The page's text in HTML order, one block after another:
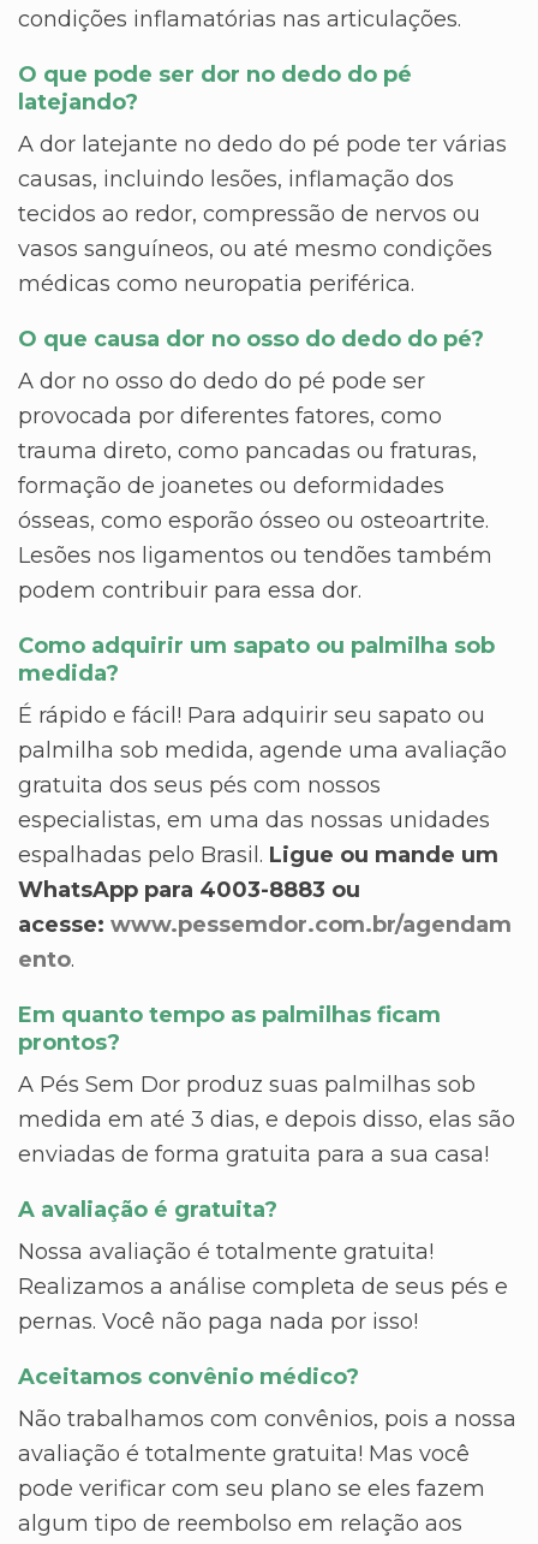
condições inflamatórias nas articulações.
O que pode ser dor no dedo do pé
latejando?
A dor latejante no dedo do pé pode ter várias
causas, incluindo lesões, inflamação dos
tecidos ao redor, compressão de nervos ou
vasos sanguíneos, ou até mesmo condições
médicas como neuropatia periférica.
O que causa dor no osso do dedo do pé?
A dor no osso do dedo do pé pode ser
provocada por diferentes fatores, como
trauma direto, como pancadas ou fraturas,
formação de joanetes ou deformidades
ósseas, como esporão ósseo ou osteoartrite.
Lesões nos ligamentos ou tendões também
podem contribuir para essa dor.
Como adquirir um sapato ou palmilha sob
medida?
É rápido e fácil! Para adquirir seu sapato ou
palmilha sob medida, agende uma avaliação
gratuita dos seus pés com nossos
especialistas, em uma das nossas unidades
espalhadas pelo Brasil. Ligue ou mande um
WhatsApp para 4003-8883 ou
acesse: www.pessemdor.com.br/agendam
ento.
Em quanto tempo as palmilhas ficam
prontos?
A Pés Sem Dor produz suas palmilhas sob
medida em até 3 dias, e depois disso, elas são
enviadas de forma gratuita para a sua casa!
A avaliação é gratuita?
Nossa avaliação é totalmente gratuita!
Realizamos a análise completa de seus pés e
pernas. Você não paga nada por isso!
Aceitamos convênio médico?
Não trabalhamos com convênios, pois a nossa
avaliação é totalmente gratuita! Mas você
pode verificar com seu plano se eles fazem
algum tipo de reembolso em relação aos